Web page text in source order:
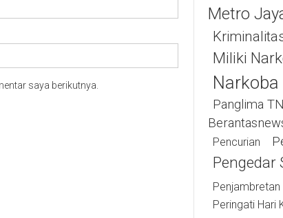
saya berikutnya.
Metro
Miliki
Narkoba
Panglima
Pencurian
Pengedar
Penjambretan
Peringati Hari